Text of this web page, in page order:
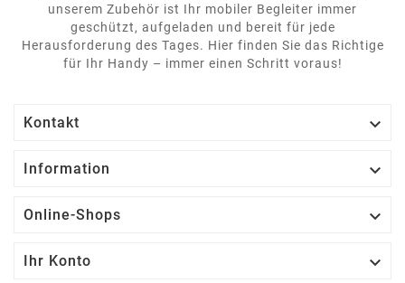
unserem Zubehör ist Ihr mobiler Begleiter immer
geschützt, aufgeladen und bereit für jede
Herausforderung des Tages. Hier finden Sie das Richtige
für Ihr Handy – immer einen Schritt voraus!
Kontakt 
Information 
Online-Shops 
Ihr Konto 